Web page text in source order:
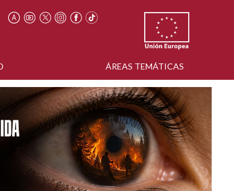
ÁREAS TEMÁTICAS